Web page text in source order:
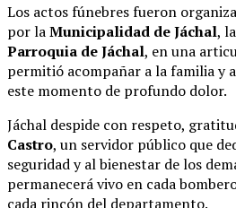
Los actos fúnebres fueron
por laMunicipalidad de Jáchal, la
Parroquia de Jáchal, en una
permitió acompañar a la familia y
este momento de profundo dolor.
Jáchal despide con respeto,
Castro, un servidor público que
seguridad y al bienestar de los
permanecerá vivo en cada
cada rincón del departamento.